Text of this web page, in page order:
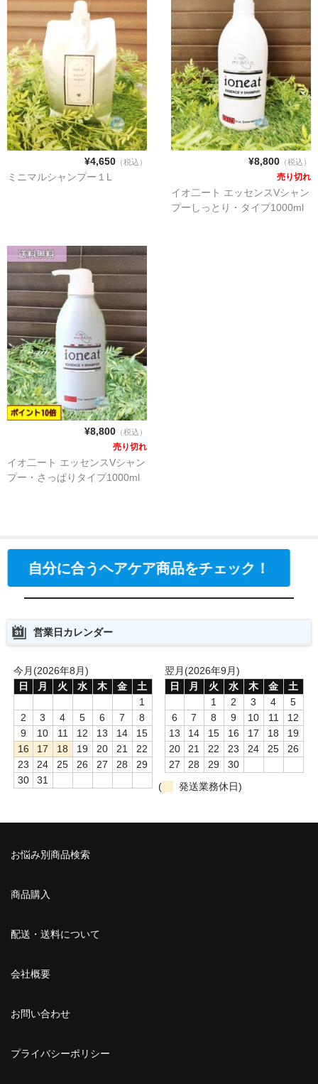
ヘアオイル
洗い流さないトリートメント
デンキバリブラシ
配送・送料について
商品Blog
お問い合わせ
¥4,650（税込）
ミニマルシャンプー１L
¥8,800（税込）
売り切れ
イオ二ート エッセンスVシャン
プーしっとり・タイプ1000ml
¥8,800（税込）
売り切れ
イオ二ート エッセンスVシャン
プー・さっぱりタイプ1000ml
自分に合うヘアケア商品をチェック！
営業日カレンダー
今月(2026年8月)
日
月 火 水 木 金
土
1
2
3 4 5 6 7
8
9
10 11 12 13 14
15
16
17 18 19 20 21
22
23
24 25 26 27 28
29
30
31
翌月(2026年9月)
日
月 火 水 木 金
土
1
2 3 4
5
6
7 8 9 10 11
12
13
14 15 16 17 18
19
20
21 22 23 24 25
26
27
28 29
30
(
発送業務休日)
お悩み別商品検索
商品購入
配送・送料について
会社概要
お問い合わせ
プライバシーポリシー